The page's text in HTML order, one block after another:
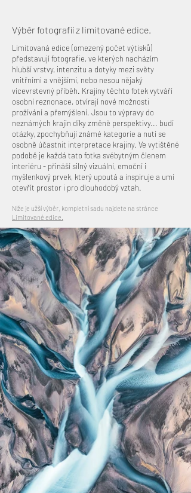
Výběr fotografií z limitované edice.
Limitovaná edice (omezený počet výtisků)
představují fotografie, ve kterých nacházím
hlubší vrstvy, intenzitu a dotyky mezi světy
vnitřními a vnějšími, nebo nesou nějaký
vícevrstevný příběh. Krajiny těchto fotek vytváří
osobní reznonace, otvírají nové možnosti
prožívání a přemýšlení. Jsou to výpravy do
neznámých krajin díky změně perspektivy... budí
otázky, zpochybňují známé kategorie a nutí se
osobně účastnit interpretace krajiny. Ve vytištěné
podobě je každá tato fotka svébytným členem
interiéru - přináší silný vizuální, emoční i
myšlenkový prvek, který upoutá a inspiruje a umí
otevřít prostor i pro dlouhodobý vztah.
Níže je užší výběr, kompletní sadu najdete na stránce
Limitované edice.